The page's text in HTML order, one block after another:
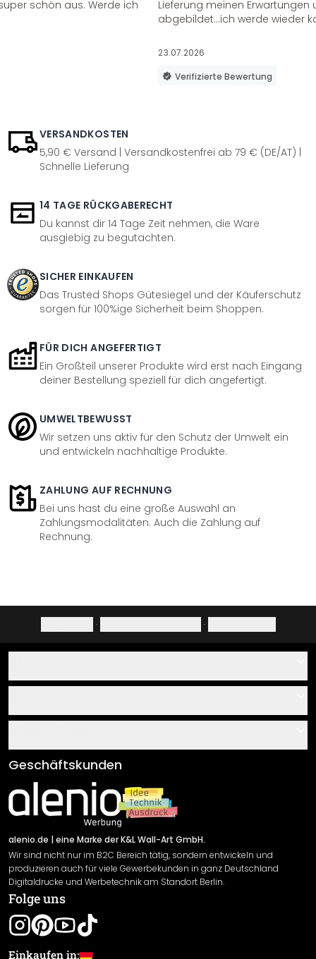
schön aus. Werde ich
Lieferung meinen Erwartungen
abgebildet...ich werde wieder
23.07.2026
Verifizierte Bewertung
VERSANDKOSTEN
5,90 € Versand | Versandkostenfrei ab 79 € (DE/AT) |
Schnelle Lieferung
14 TAGE RÜCKGABERECHT
Du kannst dir 14 Tage Zeit nehmen, die Ware
ausgiebig zu begutachten.
SICHER EINKAUFEN
Das Trusted Shops Gütesiegel und der Käuferschutz
sorgen für 100%ige Sicherheit beim Shoppen.
FÜR DICH ANGEFERTIGT
Ein Großteil unserer Produkte wird erst nach Eingang
deiner Bestellung speziell für dich angefertigt.
UMWELTBEWUSST
Wir setzen uns aktiv für den Schutz der Umwelt ein
und entwickeln nachhaltige Produkte.
ZAHLUNG AUF RECHNUNG
Bei uns hast du eine große Auswahl an
Zahlungsmodalitäten. Auch die Zahlung auf
Rechnung.
· ·
Über uns
Klebe- und Montageanleitungen
Newsletter An-/Abmeldung
Sendungsverfolgung
AGB
Impressum
Versand & Zahlung
Rücksendung
Widerrufsrecht
Datenschutzerklärung
Gewährleistung
Leistungserklärung / CE-Zeichen
Cookie Einstellungen
Geschäftskunden
alenio.de | eine Marke der K&L Wall-Art GmbH.
Wir sind nicht nur im B2C Bereich tätig, sondern entwickeln und
produzieren auch für viele Gewerbekunden in ganz Deutschland
Digitaldrucke und Werbetechnik am Standort Berlin.
Folge uns
Einkaufen in: